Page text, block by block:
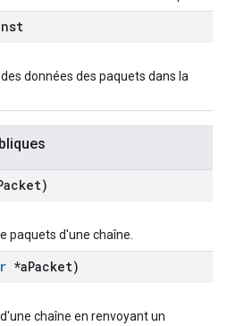
données des paquets dans la
paquets d'une chaîne.
*aPacket)
chaîne en renvoyant un